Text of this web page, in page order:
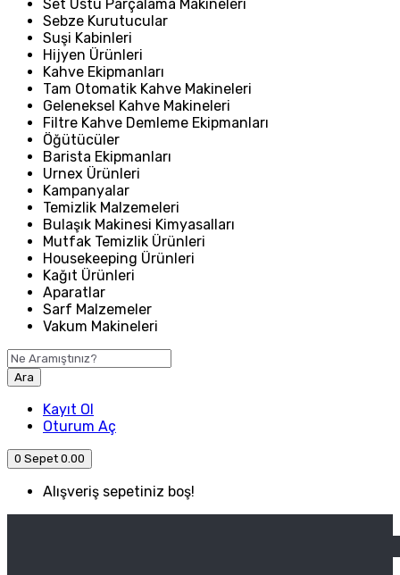
Set Üstü Parçalama Makineleri
Sebze Kurutucular
Suşi Kabinleri
Hijyen Ürünleri
Kahve Ekipmanları
Tam Otomatik Kahve Makineleri
Geleneksel Kahve Makineleri
Filtre Kahve Demleme Ekipmanları
Öğütücüler
Barista Ekipmanları
Urnex Ürünleri
Kampanyalar
Temizlik Malzemeleri
Bulaşık Makinesi Kimyasalları
Mutfak Temizlik Ürünleri
Housekeeping Ürünleri
Kağıt Ürünleri
Aparatlar
Sarf Malzemeler
Vakum Makineleri
Ara
Kayıt Ol
Oturum Aç
0 Sepet 0.00
Alışveriş sepetiniz boş!